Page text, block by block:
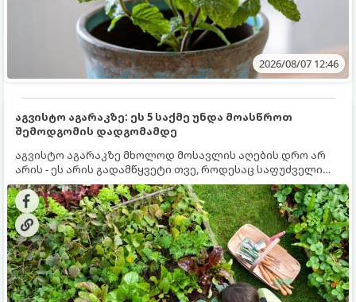
2026/08/07 12:46
აგვისტო აგარაკზე: ეს 5 საქმე უნდა მოასწროთ
შემოდგომის დადგომამდე
აგვისტო აგარაკზე მხოლოდ მოსავლის აღების დრო არ
არის - ეს არის გადამწყვეტი თვე, როდესაც საფუძველი
ეყრება მომავალი წლის მოსავალს და ბაღი მზადდება
შემოდგომა-ზამთრის სეზონისთვის. იმისათვის, რომ
ნიადაგმა ენერგია აღიდგინოს, ხოლო მცენარეებმა
ზამთარს გაუძლონ, აგვისტოს ბოლომდე 5
მნიშვნელოვანი საქმის გაკეთება უნდა მოასწროთ: